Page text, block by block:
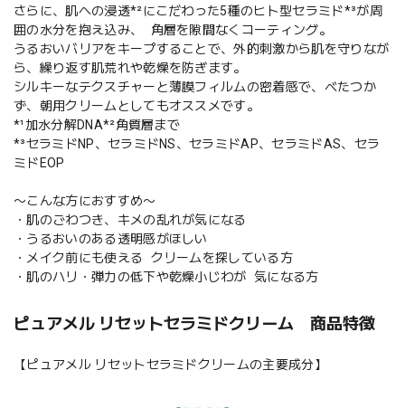
さらに、肌への浸透*²にこだわった5種のヒト型セラミド*³が周
囲の水分を抱え込み、 角層を隙間なくコーティング。
うるおいバリアをキープすることで、外的刺激から肌を守りなが
ら、繰り返す肌荒れや乾燥を防ぎます。
シルキーなテクスチャーと薄膜フィルムの密着感で、べたつか
ず、朝用クリームとしてもオススメです。
*¹加水分解DNA*²角質層まで
*³セラミドNP、セラミドNS、セラミドAP、セラミドAS、セラ
ミドEOP
〜こんな方におすすめ〜
・肌のごわつき、キメの乱れが気になる
・うるおいのある透明感がほしい
・メイク前にも使える クリームを探している方
・肌のハリ・弾力の低下や乾燥小じわが 気になる方
ピュアメル リセットセラミドクリーム 商品特徴
【ピュアメル リセットセラミドクリームの主要成分】